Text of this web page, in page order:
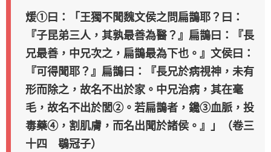
煖①曰：「王獨不聞魏文侯之問扁鵲耶？曰：
『子昆弟三人，其孰最善為醫？』扁鵲曰：『長
兄最善，中兄次之，扁鵲最為下也。』文侯曰：
『可得聞耶？』扁鵲曰：『長兄於病視神，未有
形而除之，故名不出於家。中兄治病，其在毫
毛，故名不出於閭②。若扁鵲者，鑱③血脈，投
毒藥④，割肌膚，而名出聞於諸侯。』」（卷三
十四 鶡冠子）